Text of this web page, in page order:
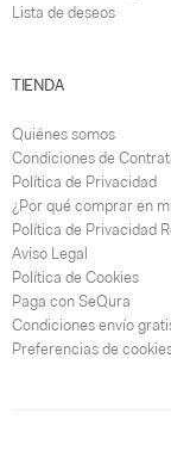
Lista de deseos
TIENDA
Quiénes somos
Condiciones de
Política de Privacidad
¿Por qué comprar en
Política de Privacidad
Aviso Legal
Política de Cookies
Paga con SeQura
Condiciones envío
Preferencias de